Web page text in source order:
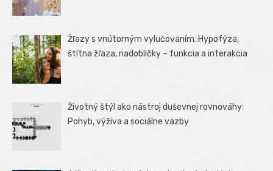
Žľazy s vnútorným vylučovaním: Hypofýza,
štítna žľaza, nadobličky – funkcia a interakcia
Životný štýl ako nástroj duševnej rovnováhy:
Pohyb, výživa a sociálne väzby